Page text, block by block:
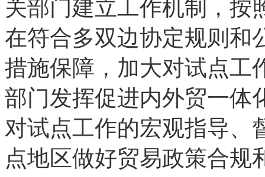
关部门建立工作机制，按
在符合多双边协定规则和
措施保障，加大对试点工
部门发挥促进内外贸一体
对试点工作的宏观指导、
点地区做好贸易政策合规